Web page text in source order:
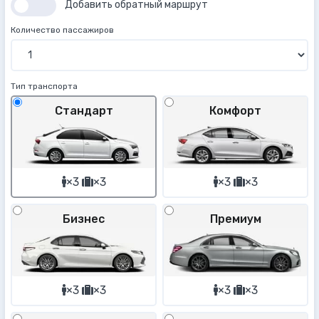
Добавить обратный маршрут
Количество пассажиров
Тип транспорта
Стандарт
×3 ×3
Комфорт
×3 ×3
Бизнес
×3 ×3
Премиум
×3 ×3